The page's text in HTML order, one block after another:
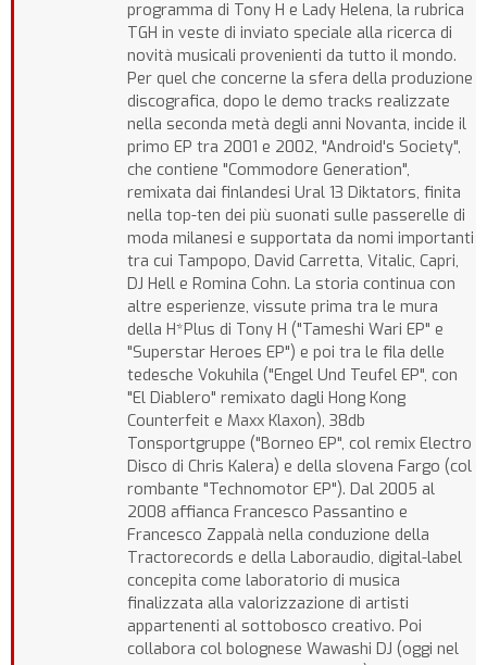
programma di Tony H e Lady Helena, la rubrica
TGH in veste di inviato speciale alla ricerca di
novità musicali provenienti da tutto il mondo.
Per quel che concerne la sfera della produzione
discografica, dopo le demo tracks realizzate
nella seconda metà degli anni Novanta, incide il
primo EP tra 2001 e 2002, "Android's Society",
che contiene "Commodore Generation",
remixata dai finlandesi Ural 13 Diktators, finita
nella top-ten dei più suonati sulle passerelle di
moda milanesi e supportata da nomi importanti
tra cui Tampopo, David Carretta, Vitalic, Capri,
DJ Hell e Romina Cohn. La storia continua con
altre esperienze, vissute prima tra le mura
della H*Plus di Tony H ("Tameshi Wari EP" e
"Superstar Heroes EP") e poi tra le fila delle
tedesche Vokuhila ("Engel Und Teufel EP", con
"El Diablero" remixato dagli Hong Kong
Counterfeit e Maxx Klaxon), 38db
Tonsportgruppe ("Borneo EP", col remix Electro
Disco di Chris Kalera) e della slovena Fargo (col
rombante "Technomotor EP"). Dal 2005 al
2008 affianca Francesco Passantino e
Francesco Zappalà nella conduzione della
Tractorecords e della Laboraudio, digital-label
concepita come laboratorio di musica
finalizzata alla valorizzazione di artisti
appartenenti al sottobosco creativo. Poi
collabora col bolognese Wawashi DJ (oggi nel